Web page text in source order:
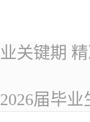
关键期
届毕